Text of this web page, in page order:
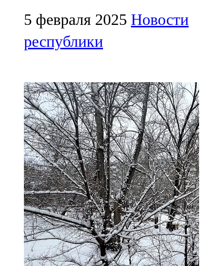
Лениногорский
102,1 FM
Мамадыш
106,2 FM
Минзәлә
107,3 FM
Мөслим
100,0 FM
Нурлат
104,7 FM
Олы Әтнә
71,42 FM
5 февраля 2025 Новости
республики